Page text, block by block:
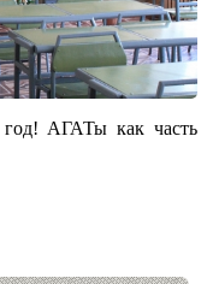
АГАТы как часть